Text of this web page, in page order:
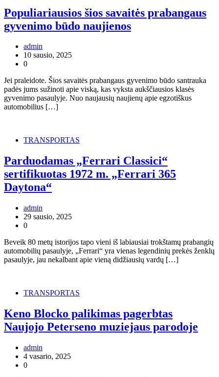
Populiariausios šios savaitės prabangaus
gyvenimo būdo naujienos
admin
10 sausio, 2025
0
Jei praleidote. Šios savaitės prabangaus gyvenimo būdo santrauka
padės jums sužinoti apie viską, kas vyksta aukščiausios klasės
gyvenimo pasaulyje. Nuo naujausių naujienų apie egzotiškus
automobilius […]
TRANSPORTAS
Parduodamas „Ferrari Classici“
sertifikuotas 1972 m. „Ferrari 365
Daytona“
admin
29 sausio, 2025
0
Beveik 80 metų istorijos tapo vieni iš labiausiai trokštamų prabangių
automobilių pasaulyje, „Ferrari“ yra vienas legendinių prekės ženklų
pasaulyje, jau nekalbant apie vieną didžiausių vardų […]
TRANSPORTAS
Keno Blocko palikimas pagerbtas
Naujojo Peterseno muziejaus parodoje
admin
4 vasario, 2025
0